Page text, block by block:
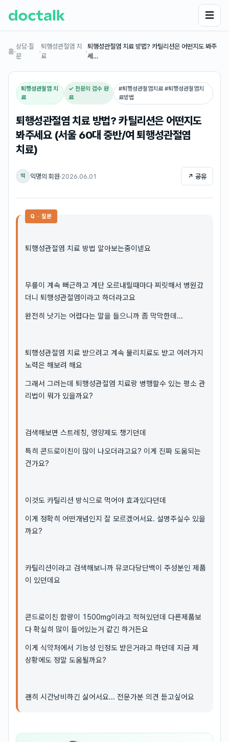
☰
홈›
상담·질
문
›
퇴행성관절염 치
료
›
퇴행성관절염 치료 방법? 카틸리션은 어떤지도 봐주
세…
퇴행성관절염 치
료
✓ 전문의 검수 완
료
#퇴행성관절염치료 #퇴행성관절염치
료방법
퇴행성관절염 치료 방법? 카틸리션은 어떤지도
봐주세요 (서울 60대 중반/여 퇴행성관절염
치료)
익 익명의 회원·2026.06.01 ↗ 공유
Q · 질문
퇴행성관절염 치료 방법 알아보는중이넫요
무릎이 계속 뻐근하고 계단 오르내릴때마다 찌릿해서 병원갔
더니 퇴행성관절염이라고 하더라고요
완전히 낫기는 어렵다는 말을 들으니까 좀 막막한데...
퇴행성관절염 치료 받으려고 계속 물리치료도 받고 여러가지
노력은 해보려 해요
그래서 그러는데 퇴행성관절염 치료랑 병행할수 있는 평소 관
리법이 뭐가 있을까요?
검색해보면 스트레칭, 영양제도 챙기던데
특히 콘드로이친이 많이 나오더라고요? 이게 진짜 도움되는
건가요?
이것도 카틸리션 방식으로 먹어야 효과있다던데
이게 정확히 어떤개념인지 잘 모르겠어서요. 설명주실수 있을
까요?
카틸리션이라고 검색해보니까 뮤코다당단백이 주성분인 제품
이 있던데요
콘드로이친 함량이 1500mg이라고 적혀있던데 다른제품보
다 확실히 많이 들어있는거 같긴 하거든요
이게 식약처에서 기능성 인정도 받은거라고 하던데 지금 제
상황에도 정말 도움될까요?
괜히 시간낭비하긴 싫어서요... 전문가분 의견 듣고싶어요